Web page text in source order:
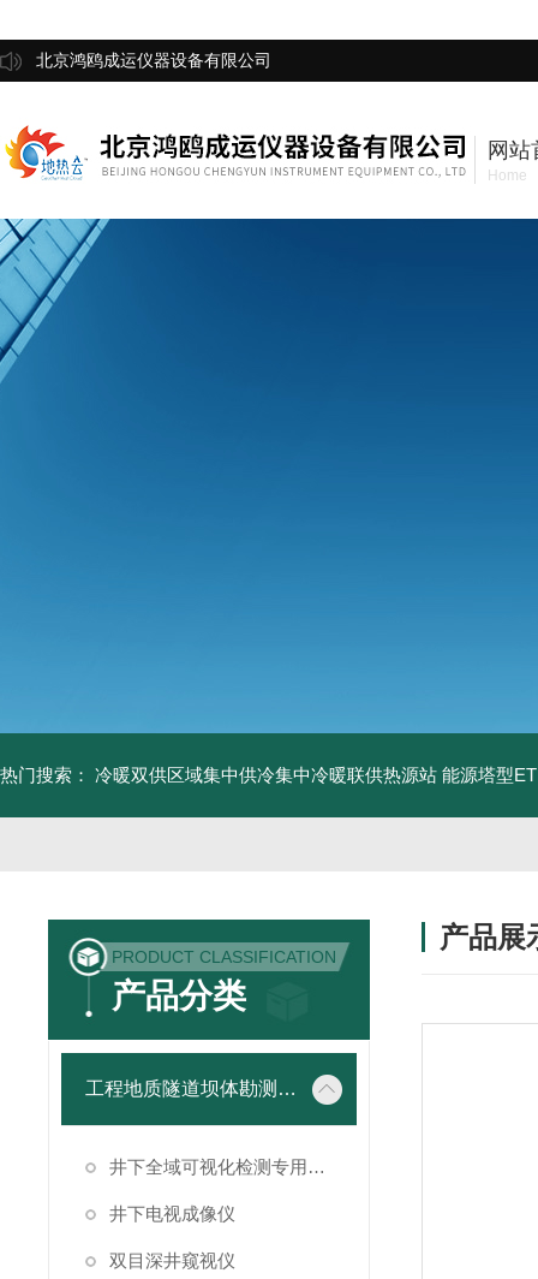
北京鸿鸥成运仪器设备有限公司
网站
Home
热门搜索： 冷暖双供区域集中供冷集中冷暖联供热源站 能源塔型
PRODUCT CLASSIFICATION
产品分类
工程地质隧道坝体勘测仪器
井下全域可视化检测专用成像设备
井下电视成像仪
双目深井窥视仪
产品展